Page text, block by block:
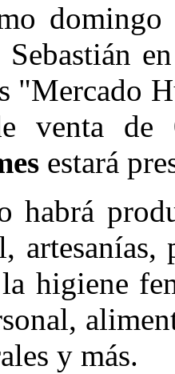
Sebastián
"Mercado
venta de
estará
habrá
artesanías,
higiene
y más.